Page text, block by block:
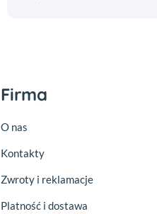
Firma
O nas
Kontakty
Zwroty i reklamacje
Platność i dostawa